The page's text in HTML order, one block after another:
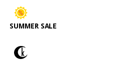
SUMMER SALE